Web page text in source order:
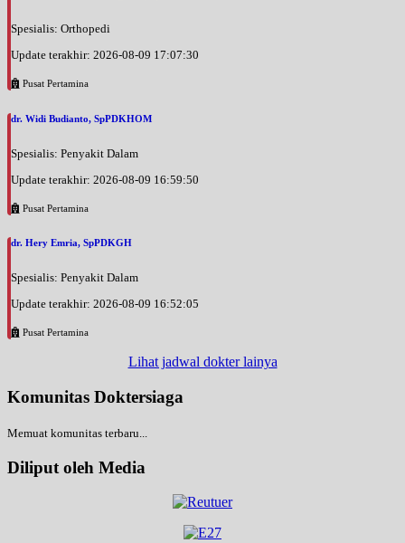
Spesialis: Orthopedi
Update terakhir: 2026-08-09 17:07:30
Pusat Pertamina
dr. Widi Budianto, SpPDKHOM
Spesialis: Penyakit Dalam
Update terakhir: 2026-08-09 16:59:50
Pusat Pertamina
dr. Hery Emria, SpPDKGH
Spesialis: Penyakit Dalam
Update terakhir: 2026-08-09 16:52:05
Pusat Pertamina
Lihat jadwal dokter lainya
Komunitas Doktersiaga
Memuat komunitas terbaru...
Diliput oleh Media